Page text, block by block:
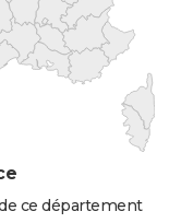
ce département